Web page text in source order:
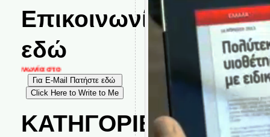
Επικοινωνία
εδώ
στο
ΚΑΤΗΓΟΡΙΕΣ